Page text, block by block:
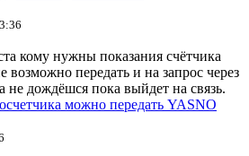
кому нужны показания счётчика
возможно передать и на запрос через
не дождёшся пока выйдет на связь.
можно передать YASNO